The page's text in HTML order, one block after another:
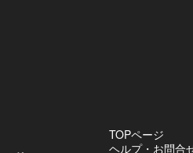
TOPページ
ヘルプ・お問合